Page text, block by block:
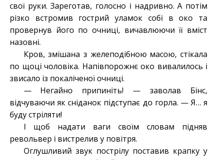
свої руки. Зареготав, голосно і надривно. А потім
різко встромив гострий уламок собі в око та
провернув його по очниці, вичавлюючи її вміст
назовні.
Кров, змішана з желеподібною масою, стікала
по щоці чоловіка. Напівпорожнє око вивалилось і
звисало із покаліченої очниці.
— Негайно припиніть! — заволав Бінс,
відчуваючи як сніданок підступає до горла. — Я… я
буду стріляти!
І щоб надати ваги своїм словам підняв
револьвер і вистрелив у повітря.
Оглушливий звук пострілу поставив крапку у